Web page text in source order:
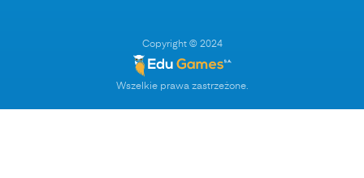
Copyright © 2024
Wszelkie prawa zastrzeżone.